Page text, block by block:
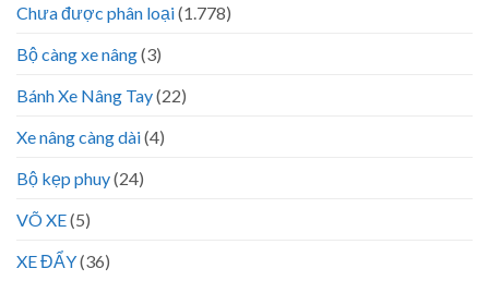
Chưa được phân loại(1.778)
Bộ càng xe nâng(3)
Bánh Xe Nâng Tay(22)
Xe nâng càng dài(4)
Bộ kẹp phuy(24)
VÕ XE(5)
XE ĐẨY(36)